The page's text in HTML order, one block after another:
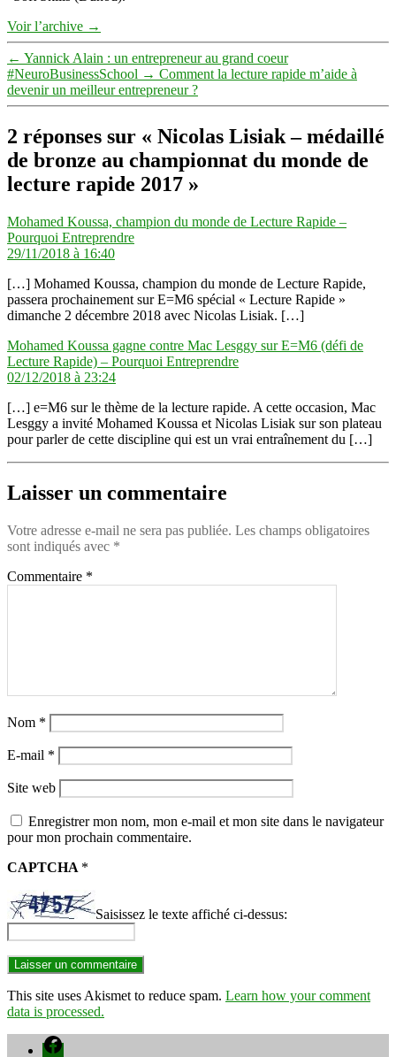
Voir l’archive →
← Yannick Alain : un entrepreneur au grand coeur
#NeuroBusinessSchool → Comment la lecture rapide m’aide à
devenir un meilleur entrepreneur ?
2 réponses sur « Nicolas Lisiak – médaillé
de bronze au championnat du monde de
lecture rapide 2017 »
Mohamed Koussa, champion du monde de Lecture Rapide –
Pourquoi Entreprendredit :
29/11/2018 à 16:40
[…] Mohamed Koussa, champion du monde de Lecture Rapide,
passera prochainement sur E=M6 spécial « Lecture Rapide »
dimanche 2 décembre 2018 avec Nicolas Lisiak. […]
Mohamed Koussa gagne contre Mac Lesggy sur E=M6 (défi de
Lecture Rapide) – Pourquoi Entreprendredit :
02/12/2018 à 23:24
[…] e=M6 sur le thème de la lecture rapide. A cette occasion, Mac
Lesggy a invité Mohamed Koussa et Nicolas Lisiak sur son plateau
pour parler de cette discipline qui est un vrai entraînement du […]
Laisser un commentaire
Votre adresse e-mail ne sera pas publiée. Les champs obligatoires
sont indiqués avec *
Commentaire *
Nom *
E-mail *
Site web
Enregistrer mon nom, mon e-mail et mon site dans le navigateur
pour mon prochain commentaire.
CAPTCHA *
Saisissez le texte affiché ci-dessus:
This site uses Akismet to reduce spam. Learn how your comment
data is processed.
Facebook